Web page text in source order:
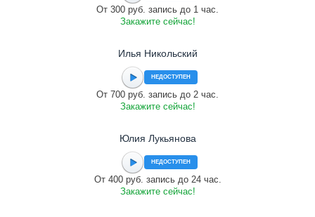
От 300 руб. запись до 1 час.
Закажите сейчас!
Илья Никольский
НЕДОСТУПЕН
От 700 руб. запись до 2 час.
Закажите сейчас!
Юлия Лукьянова
НЕДОСТУПЕН
От 400 руб. запись до 24 час.
Закажите сейчас!